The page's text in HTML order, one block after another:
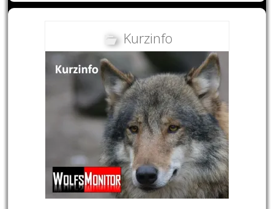
Kurzinfo